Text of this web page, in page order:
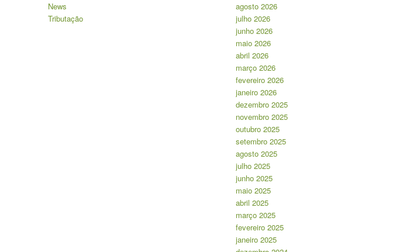
News
Tributação
agosto 2026
julho 2026
junho 2026
maio 2026
abril 2026
março 2026
fevereiro 2026
janeiro 2026
dezembro 2025
novembro 2025
outubro 2025
setembro 2025
agosto 2025
julho 2025
junho 2025
maio 2025
abril 2025
março 2025
fevereiro 2025
janeiro 2025